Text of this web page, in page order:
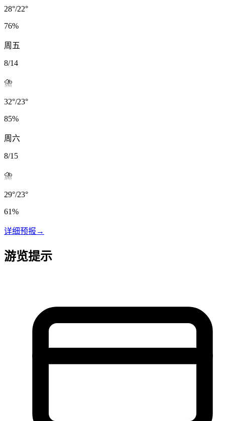
28°/22°
76%
周五
8/14
⛈️
32°/23°
85%
周六
8/15
⛈️
29°/23°
61%
详细预报 →
游览提示